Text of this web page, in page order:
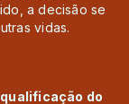
a decisão se
vidas.
do